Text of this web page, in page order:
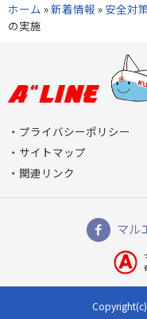
ホーム »新着情報 » 安全対
の実施
プライバシーポリシー
サイトマップ
関連リンク
マル
Copyright(c)